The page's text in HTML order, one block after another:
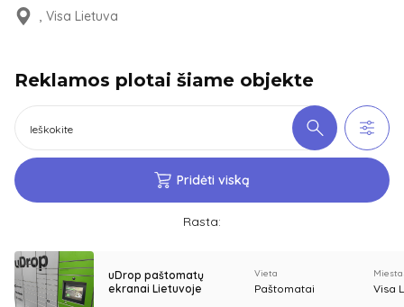
, Visa Lietuva
Reklamos plotai šiame objekte
Pridėti viską
Rasta:
uDrop paštomatų
ekranai Lietuvoje
Vieta
Paštomatai Visa